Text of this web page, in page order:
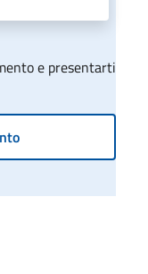
e presentarti